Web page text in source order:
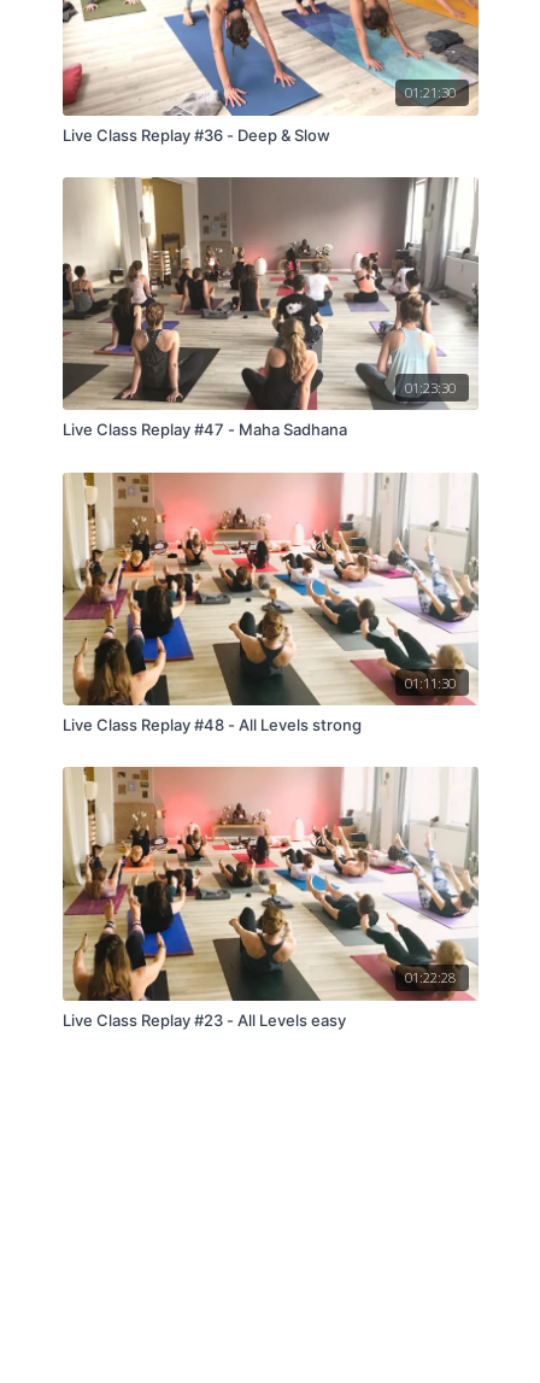
01:21:30
Live Class Replay #36 - Deep & Slow
01:23:30
Live Class Replay #47 - Maha Sadhana
01:11:30
Live Class Replay #48 - All Levels strong
01:22:28
Live Class Replay #23 - All Levels easy